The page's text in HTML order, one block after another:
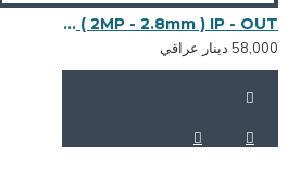
HIKVISION DS-2CD1023G2-LIU ( 2MP - 2.8mm ) IP - OUT